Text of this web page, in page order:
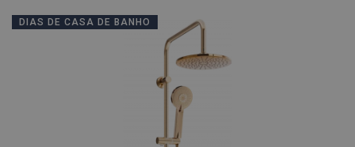
DIAS DE CASA DE BANHO